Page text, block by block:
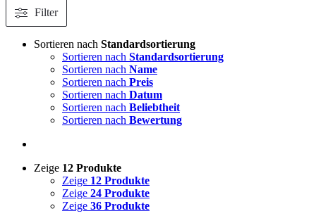
Filter
Sortieren nach Standardsortierung
Sortieren nach Standardsortierung
Sortieren nach Name
Sortieren nach Preis
Sortieren nach Datum
Sortieren nach Beliebtheit
Sortieren nach Bewertung
Zeige 12 Produkte
Zeige 12 Produkte
Zeige 24 Produkte
Zeige 36 Produkte